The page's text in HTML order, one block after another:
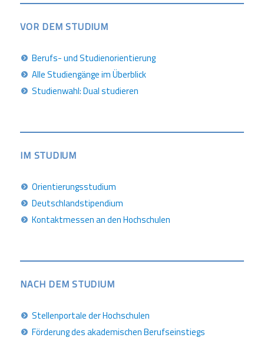
VOR DEM STUDIUM
Berufs- und Studienorientierung
Alle Studiengänge im Überblick
Studienwahl: Dual studieren
IM STUDIUM
Orientierungsstudium
Deutschlandstipendium
Kontaktmessen an den Hochschulen
NACH DEM STUDIUM
Stellenportale der Hochschulen
Förderung des akademischen Berufseinstiegs